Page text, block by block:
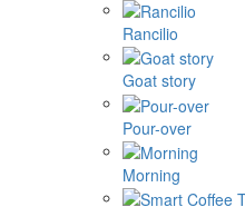
Rancilio
Goat story
Pour-over
Morning